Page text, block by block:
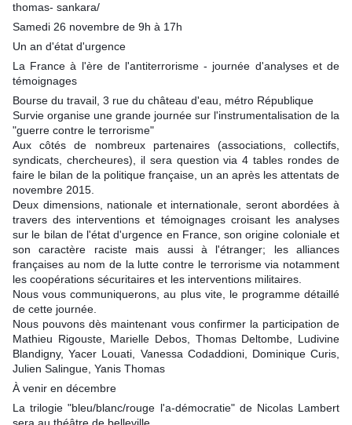
thomas- sankara/
Samedi 26 novembre de 9h à 17h
Un an d'état d'urgence
La France à l'ère de l'antiterrorisme - journée d'analyses et de
témoignages
Bourse du travail, 3 rue du château d'eau, métro République
Survie organise une grande journée sur l'instrumentalisation de la
"guerre contre le terrorisme"
Aux côtés de nombreux partenaires (associations, collectifs,
syndicats, chercheures), il sera question via 4 tables rondes de
faire le bilan de la politique française, un an après les attentats de
novembre 2015.
Deux dimensions, nationale et internationale, seront abordées à
travers des interventions et témoignages croisant les analyses
sur le bilan de l'état d'urgence en France, son origine coloniale et
son caractère raciste mais aussi à l'étranger; les alliances
françaises au nom de la lutte contre le terrorisme via notamment
les coopérations sécuritaires et les interventions militaires.
Nous vous communiquerons, au plus vite, le programme détaillé
de cette journée.
Nous pouvons dès maintenant vous confirmer la participation de
Mathieu Rigouste, Marielle Debos, Thomas Deltombe, Ludivine
Blandigny, Yacer Louati, Vanessa Codaddioni, Dominique Curis,
Julien Salingue, Yanis Thomas
À venir en décembre
La trilogie "bleu/blanc/rouge l'a-démocratie" de Nicolas Lambert